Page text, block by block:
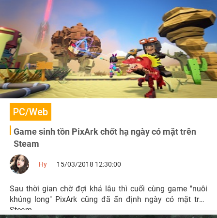
PC/Web
Game sinh tồn PixArk chốt hạ ngày có mặt trên
Steam
Hy 15/03/2018 12:30:00
Sau thời gian chờ đợi khá lâu thì cuối cùng game "nuôi
khủng long" PixArk cũng đã ấn định ngày có mặt trên
Steam.